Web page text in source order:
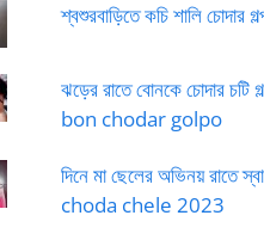
শ্বশুরবাড়িতে কচি শালি চোদার
ঝড়ের রাতে বোনকে চোদার চটি
bon chodar golpo
দিনে মা ছেলের অভিনয় রাতে
choda chele 2023